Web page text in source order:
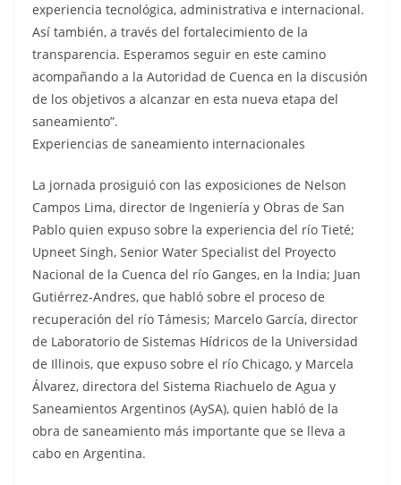
experiencia tecnológica, administrativa e internacional.
Así también, a través del fortalecimiento de la
transparencia. Esperamos seguir en este camino
acompañando a la Autoridad de Cuenca en la discusión
de los objetivos a alcanzar en esta nueva etapa del
saneamiento”.
Experiencias de saneamiento internacionales
La jornada prosiguió con las exposiciones de Nelson
Campos Lima, director de Ingeniería y Obras de San
Pablo quien expuso sobre la experiencia del río Tieté;
Upneet Singh, Senior Water Specialist del Proyecto
Nacional de la Cuenca del río Ganges, en la India; Juan
Gutiérrez-Andres, que habló sobre el proceso de
recuperación del río Támesis; Marcelo García, director
de Laboratorio de Sistemas Hídricos de la Universidad
de Illinois, que expuso sobre el río Chicago, y Marcela
Álvarez, directora del Sistema Riachuelo de Agua y
Saneamientos Argentinos (AySA), quien habló de la
obra de saneamiento más importante que se lleva a
cabo en Argentina.